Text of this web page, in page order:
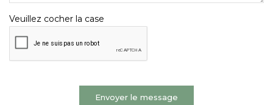
Veuillez cocher la case
Envoyer le message